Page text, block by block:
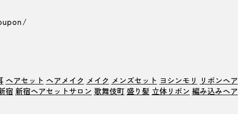
ヘアセット ヘアメイク メイク メンズセット ヨシンモリ リボンヘア
宿 新宿ヘアセットサロン 歌舞伎町 盛り髪 立体リボン 編み込みヘア